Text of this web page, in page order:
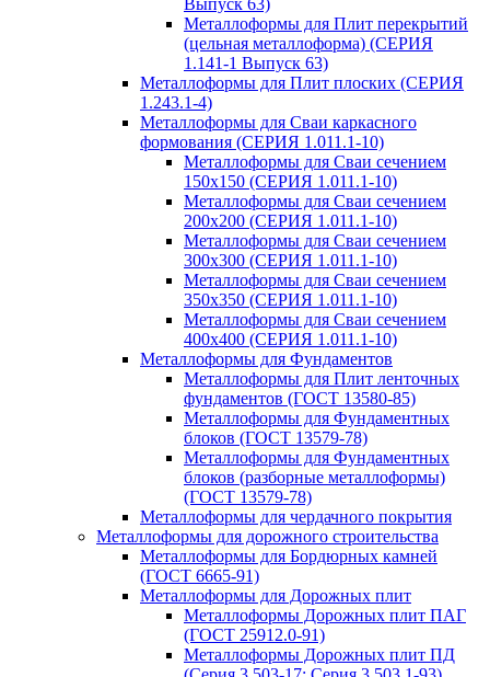
Выпуск 63)
Металлоформы для Плит перекрытий
(цельная металлоформа) (СЕРИЯ
1.141-1 Выпуск 63)
Металлоформы для Плит плоских (СЕРИЯ
1.243.1-4)
Металлоформы для Сваи каркасного
формования (СЕРИЯ 1.011.1-10)
Металлоформы для Сваи сечением
150х150 (СЕРИЯ 1.011.1-10)
Металлоформы для Сваи сечением
200х200 (СЕРИЯ 1.011.1-10)
Металлоформы для Сваи сечением
300х300 (СЕРИЯ 1.011.1-10)
Металлоформы для Сваи сечением
350х350 (СЕРИЯ 1.011.1-10)
Металлоформы для Сваи сечением
400х400 (СЕРИЯ 1.011.1-10)
Металлоформы для Фундаментов
Металлоформы для Плит ленточных
фундаментов (ГОСТ 13580-85)
Металлоформы для Фундаментных
блоков (ГОСТ 13579-78)
Металлоформы для Фундаментных
блоков (разборные металлоформы)
(ГОСТ 13579-78)
Металлоформы для чердачного покрытия
Металлоформы для дорожного строительства
Металлоформы для Бордюрных камней
(ГОСТ 6665-91)
Металлоформы для Дорожных плит
Металлоформы Дорожных плит ПАГ
(ГОСТ 25912.0-91)
Металлоформы Дорожных плит ПД